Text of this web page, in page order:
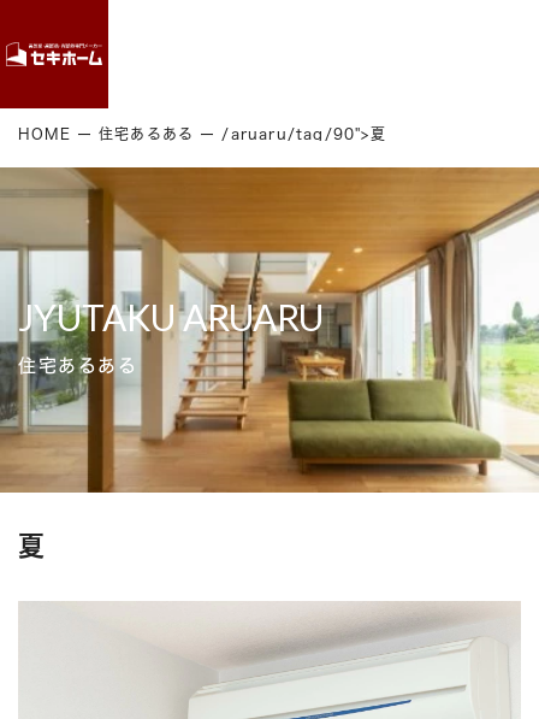
HOME 住宅あるある /aruaru/tag/90">夏
JYUTAKU ARUARU
住宅あるある
夏